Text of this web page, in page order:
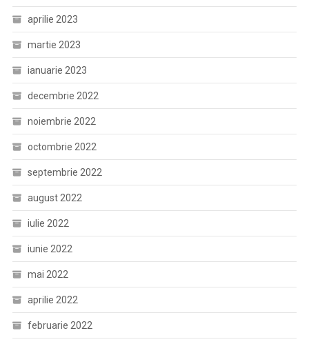
aprilie 2023
martie 2023
ianuarie 2023
decembrie 2022
noiembrie 2022
octombrie 2022
septembrie 2022
august 2022
iulie 2022
iunie 2022
mai 2022
aprilie 2022
februarie 2022